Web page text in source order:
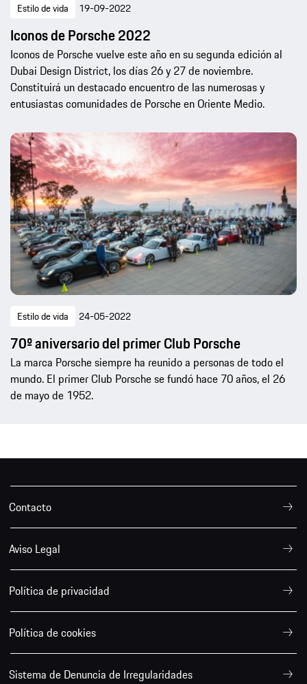
Estilo de vida 19-09-2022
Iconos de Porsche 2022
Iconos de Porsche vuelve este año en su segunda edición al
Dubai Design District, los días 26 y 27 de noviembre.
Constituirá un destacado encuentro de las numerosas y
entusiastas comunidades de Porsche en Oriente Medio.
Estilo de vida 24-05-2022
70º aniversario del primer Club Porsche
La marca Porsche siempre ha reunido a personas de todo el
mundo. El primer Club Porsche se fundó hace 70 años, el 26
de mayo de 1952.
Contacto
Aviso Legal
Política de privacidad
Política de cookies
Sistema de Denuncia de Irregularidades